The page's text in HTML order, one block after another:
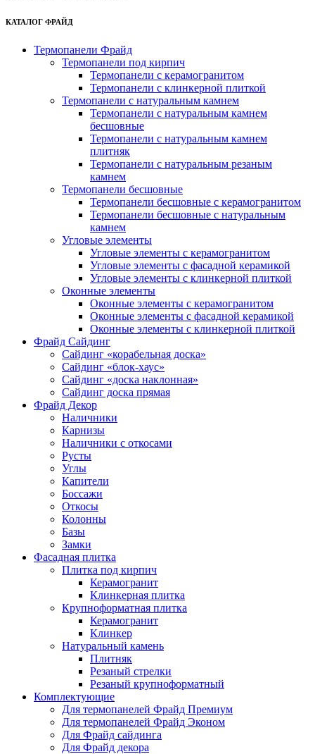
КАТАЛОГ ФРАЙД
Термопанели Фрайд
Термопанели под кирпич
Термопанели с керамогранитом
Термопанели с клинкерной плиткой
Термопанели с натуральным камнем
Термопанели с натуральным камнем
бесшовные
Термопанели с натуральным камнем
плитняк
Термопанели с натуральным резаным
камнем
Термопанели бесшовные
Термопанели бесшовные с керамогранитом
Термопанели бесшовные с натуральным
камнем
Угловые элементы
Угловые элементы с керамогранитом
Угловые элементы с фасадной керамикой
Угловые элементы с клинкерной плиткой
Оконные элементы
Оконные элементы с керамогранитом
Оконные элементы с фасадной керамикой
Оконные элементы с клинкерной плиткой
Фрайд Сайдинг
Сайдинг «корабельная доска»
Сайдинг «блок-хаус»
Сайдинг «доска наклонная»
Сайдинг доска прямая
Фрайд Декор
Наличники
Карнизы
Наличники с откосами
Русты
Углы
Капители
Боссажи
Откосы
Колонны
Базы
Замки
Фасадная плитка
Плитка под кирпич
Керамогранит
Клинкерная плитка
Крупноформатная плитка
Керамогранит
Клинкер
Натуральный камень
Плитняк
Резаный стрелки
Резаный крупноформатный
Комплектующие
Для термопанелей Фрайд Премиум
Для термопанелей Фрайд Эконом
Для Фрайд сайдинга
Для Фрайд декора